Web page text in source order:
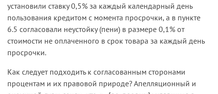
установили ставку 0,5% за каждый календарный день
пользования кредитом с момента просрочки, а в пункте
6.5 согласовали неустойку (пени) в размере 0,1% от
стоимости не оплаченного в срок товара за каждый день
просрочки.
Как следует подходить к согласованным сторонами
процентам и их правовой природе? Апелляционный и